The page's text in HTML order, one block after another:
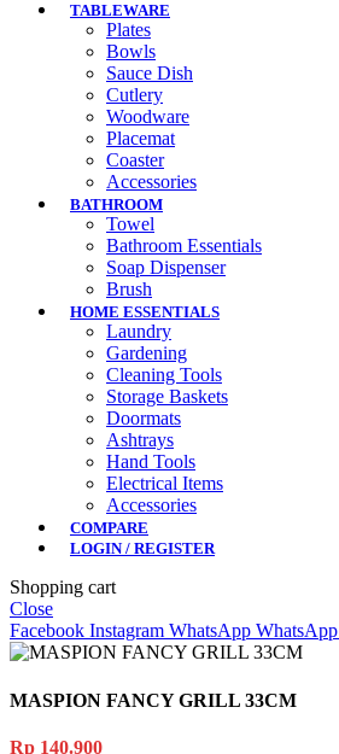
TABLEWARE
Plates
Bowls
Sauce Dish
Cutlery
Woodware
Placemat
Coaster
Accessories
BATHROOM
Towel
Bathroom Essentials
Soap Dispenser
Brush
HOME ESSENTIALS
Laundry
Gardening
Cleaning Tools
Storage Baskets
Doormats
Ashtrays
Hand Tools
Electrical Items
Accessories
COMPARE
LOGIN / REGISTER
Shopping cart
Close
Facebook Instagram WhatsApp WhatsApp
MASPION FANCY GRILL 33CM
Rp 140.900